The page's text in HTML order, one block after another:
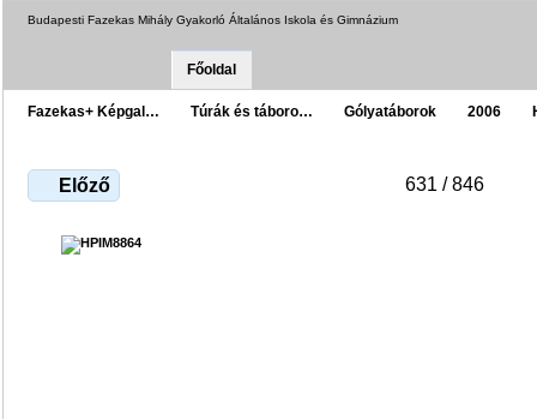
Budapesti Fazekas Mihály Gyakorló Általános Iskola és Gimnázium
Főoldal
Fazekas+ Képgal… Túrák és táboro… Gólyatáborok 2006
Előző 631 / 846